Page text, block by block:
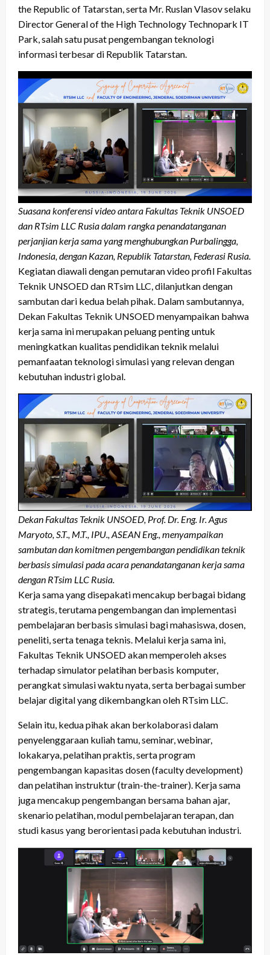
the Republic of Tatarstan, serta Mr. Ruslan Vlasov selaku
Director General of the High Technology Technopark IT
Park, salah satu pusat pengembangan teknologi
informasi terbesar di Republik Tatarstan.
Suasana konferensi video antara Fakultas Teknik UNSOED
dan RTsim LLC Rusia dalam rangka penandatanganan
perjanjian kerja sama yang menghubungkan Purbalingga,
Indonesia, dengan Kazan, Republik Tatarstan, Federasi Rusia.
Kegiatan diawali dengan pemutaran video profil Fakultas
Teknik UNSOED dan RTsim LLC, dilanjutkan dengan
sambutan dari kedua belah pihak. Dalam sambutannya,
Dekan Fakultas Teknik UNSOED menyampaikan bahwa
kerja sama ini merupakan peluang penting untuk
meningkatkan kualitas pendidikan teknik melalui
pemanfaatan teknologi simulasi yang relevan dengan
kebutuhan industri global.
Dekan Fakultas Teknik UNSOED, Prof. Dr. Eng. Ir. Agus
Maryoto, S.T., M.T., IPU., ASEAN Eng., menyampaikan
sambutan dan komitmen pengembangan pendidikan teknik
berbasis simulasi pada acara penandatanganan kerja sama
dengan RTsim LLC Rusia.
Kerja sama yang disepakati mencakup berbagai bidang
strategis, terutama pengembangan dan implementasi
pembelajaran berbasis simulasi bagi mahasiswa, dosen,
peneliti, serta tenaga teknis. Melalui kerja sama ini,
Fakultas Teknik UNSOED akan memperoleh akses
terhadap simulator pelatihan berbasis komputer,
perangkat simulasi waktu nyata, serta berbagai sumber
belajar digital yang dikembangkan oleh RTsim LLC.
Selain itu, kedua pihak akan berkolaborasi dalam
penyelenggaraan kuliah tamu, seminar, webinar,
lokakarya, pelatihan praktis, serta program
pengembangan kapasitas dosen (faculty development)
dan pelatihan instruktur (train-the-trainer). Kerja sama
juga mencakup pengembangan bersama bahan ajar,
skenario pelatihan, modul pembelajaran terapan, dan
studi kasus yang berorientasi pada kebutuhan industri.